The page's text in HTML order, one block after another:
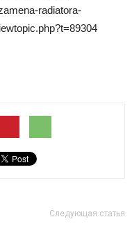
radiatora-
Следующая статья